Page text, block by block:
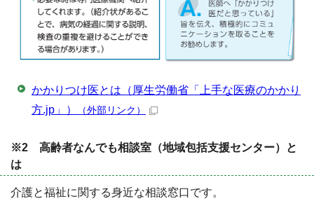
かかりつけ医とは（厚生労働省「上手な医療のかかり
方.jp」）
（外部リンク）
※2 高齢者なんでも相談室（地域包括支援センター）と
は
介護と福祉に関する身近な相談窓口です。